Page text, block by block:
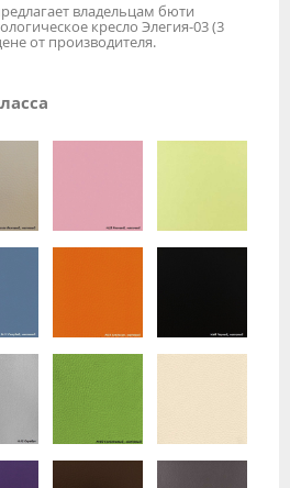
владельцам бюти
кресло Элегия-03 (3
от производителя.